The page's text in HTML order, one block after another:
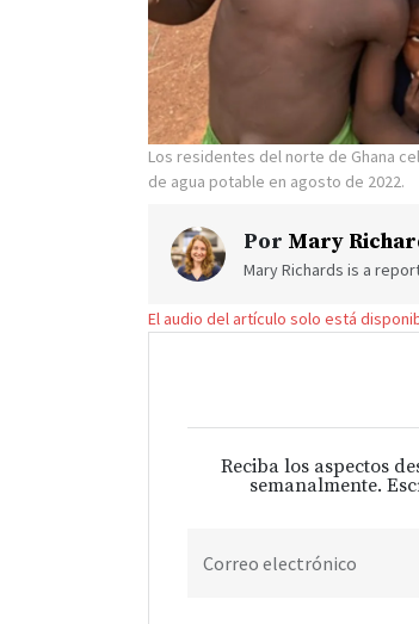
Los residentes del norte de Ghana
de agua potable en agosto de 2022.
Por Mary
Mary Richards is a
El audio del artículo solo está
Reciba los aspectos
semanalmente.
Correo electrónico